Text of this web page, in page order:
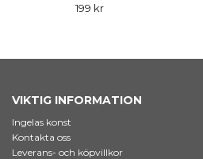
199 kr
VIKTIG INFORMATION
Ingelas konst
Kontakta oss
Leverans- och köpvillkor